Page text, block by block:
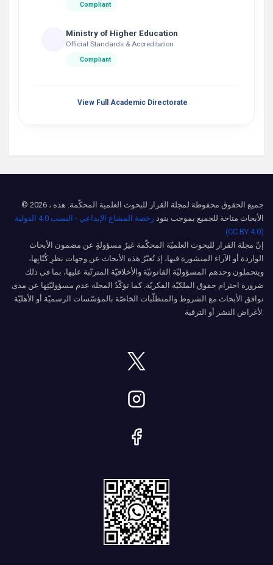
Compliant
Ministry of Higher Education
Official Standards & Accreditation
Compliant
View Full Academic Directorate
© 2026 ، جميع الحقوق محفوظة لمجلة القرار للبحوث العلمية المحكّمة. هذه
الأبحاث متاحة للجميع بموجب بنود
رخصة المشاع الإبداعي - النسب 4.0 الدولية
(CC BY 4.0)
إنّ مجلة القرار للبحوث العلميّة المحكّمة غيرُ مسؤولةٍ عن مضمون الأبحاث
الواردة أو الآراء المنشورة فيها، إذ تُعبّرُ هذه الأبحاث عن وجهات نظرِ كُتّابِها،
ويتحملون وحدهم المسؤوليّة القانونيّة والأخلاقيّة المترتّبة عليها، بما في ذلك
ضرورة احترام حقوق الملكيّة الفكريّة. كما تؤكّدُ المجلة عدم مسؤوليّتِها عن مدى
توافق الأبحاث مع الشروط والمتطلّبات الخاصّة بالمؤسّسات الرسميّة أو الأهليّة